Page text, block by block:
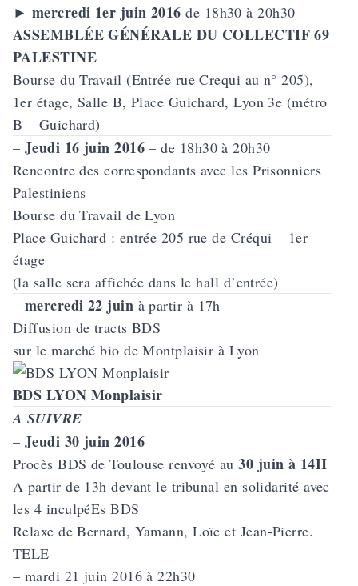
► mercredi 1er juin 2016de 18h30 à 20h30
ASSEMBLÉE GÉNÉRALE DU COLLECTIF 69
PALESTINE
Bourse du Travail (Entrée rue Crequi au n° 205),
1er étage, Salle B, Place Guichard, Lyon 3e (métro
B – Guichard)
– Jeudi 16 juin 2016 – de 18h30 à 20h30
Rencontre des correspondants avec les Prisonniers
Palestiniens
Bourse du Travail de Lyon
Place Guichard : entrée 205 rue de Créqui – 1er
étage
(la salle sera affichée dans le hall d’entrée)
– mercredi 22 juin à partir à 17h
Diffusion de tracts BDS
sur le marché bio de Montplaisir à Lyon
BDS LYON Monplaisir
A SUIVRE
– Jeudi 30 juin 2016
Procès BDS de Toulouse renvoyé au30 juin à 14H
A partir de 13h devant le tribunal en solidarité avec
les 4 inculpéEs BDS
Relaxe de Bernard, Yamann, Loïc et Jean-Pierre.
TELE
– mardi 21 juin 2016 à 22h30